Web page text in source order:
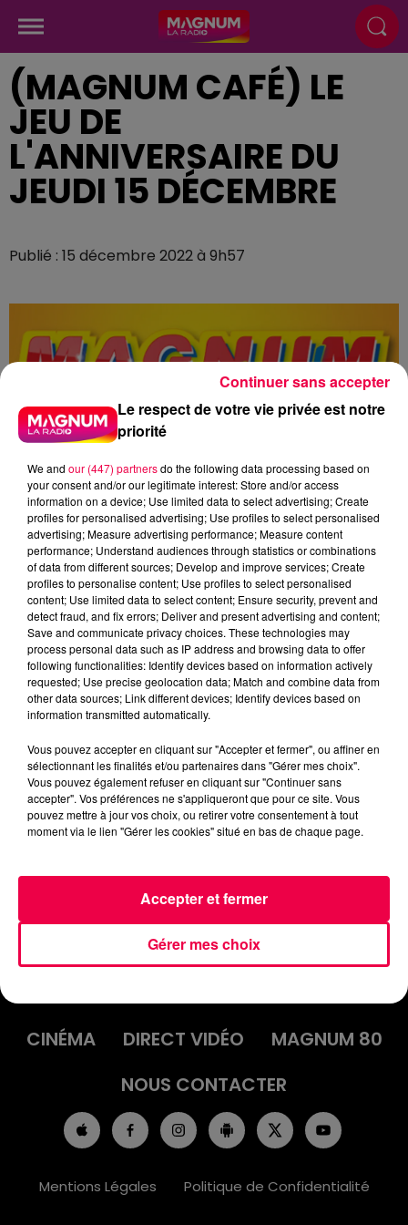
(MAGNUM CAFÉ) LE
JEU DE
L'ANNIVERSAIRE DU
JEUDI 15 DÉCEMBRE
Publié : 15 décembre 2022 à 9h57
Flash infos
Crédit :Flash infos
podcasts/2022/12/20221215-ANNIVERSAIRES.mp3
INFOS
EMISSIONS
CINÉMA
DIRECT VIDÉO
MAGNUM 80
NOUS CONTACTER
Mentions Légales Politique de Confidentialité
Le respect de votre vie privée est notre
priorité
We and our (447) partnersdo the following data processing based on
your consent and/or our legitimate interest: Store and/or access
information on a device; Use limited data to select advertising; Create
profiles for personalised advertising; Use profiles to select personalised
advertising; Measure advertising performance; Measure content
performance; Understand audiences through statistics or combinations
of data from different sources; Develop and improve services; Create
profiles to personalise content; Use profiles to select personalised
content; Use limited data to select content; Ensure security, prevent and
detect fraud, and fix errors; Deliver and present advertising and content;
Save and communicate privacy choices. These technologies may
process personal data such as IP address and browsing data to offer
following functionalities: Identify devices based on information actively
requested; Use precise geolocation data; Match and combine data from
other data sources; Link different devices; Identify devices based on
information transmitted automatically.
Vous pouvez accepter en cliquant sur "Accepter et fermer", ou affiner en
sélectionnant les finalités et/ou partenaires dans "Gérer mes choix".
Vous pouvez également refuser en cliquant sur "Continuer sans
accepter". Vos préférences ne s'appliqueront que pour ce site. Vous
pouvez mettre à jour vos choix, ou retirer votre consentement à tout
moment via le lien "Gérer les cookies" situé en bas de chaque page.
Gérer mes choix
Accepter et fermer
Continuer sans accepter